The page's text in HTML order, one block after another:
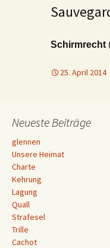
Schirmrecht
25. April 2014
Neueste Beiträge
glennen
Unsere Heimat
Charte
Kehrung
Lagung
Quall
Strafesel
Trille
Cachot